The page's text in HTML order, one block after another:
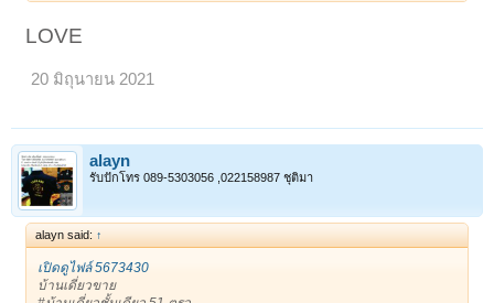
1 จอดในบ้าน/ 3 จอดหน้าบ้าน
ถนนหน้าบ้านกว้าง หน้าบ้านไม่ชนประตูบ้านใคร
* 081-8665944 Addy *
ขอบคุณครับ **
https://timeline.line.me/post/1161408134210039717
ขาย : 3,400,000 บาท
ติดต่อ : 0818665944 (alayan)
LOVE
20 มิถุนายน 2021
alayn
รับปักโทร 089-5303056 ,022158987 ชุติมา
alayn said: ↑
เปิดดูไฟล์ 5673430
บ้านเดี่ยวขาย